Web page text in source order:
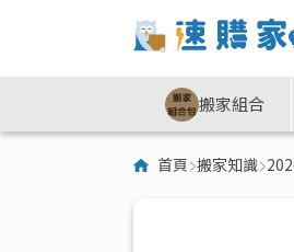
搬家組合
首頁 搬家知識